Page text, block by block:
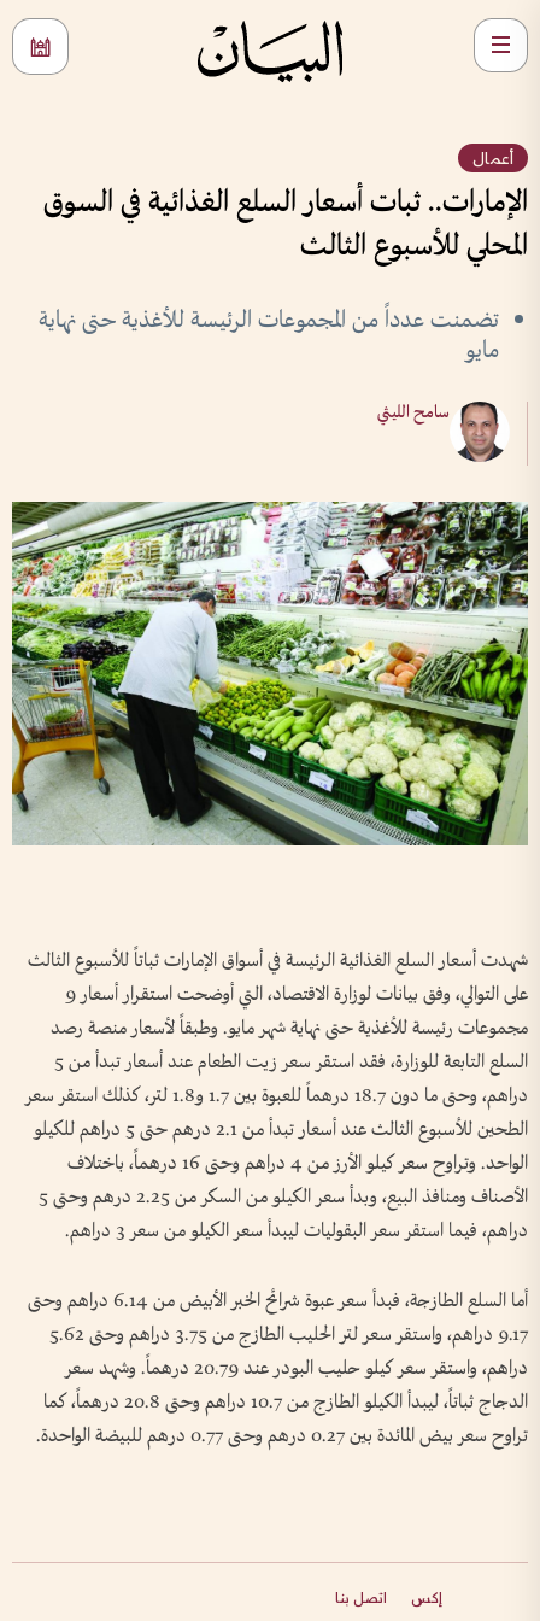
أعمال
الإمارات.. ثبات أسعار السلع الغذائية في السوق
المحلي للأسبوع الثالث
تضمنت عدداً من المجموعات الرئيسة للأغذية حتى نهاية
مايو
سامح الليثي
شهدت أسعار السلع الغذائية الرئيسة في أسواق الإمارات ثباتاً للأسبوع الثالث
على التوالي، وفق بيانات لوزارة الاقتصاد، التي أوضحت استقرار أسعار 9
مجموعات رئيسة للأغذية حتى نهاية شهر مايو. وطبقاً لأسعار منصة رصد
السلع التابعة للوزارة، فقد استقر سعر زيت الطعام عند أسعار تبدأ من 5
دراهم، وحتى ما دون 18.7 درهماً للعبوة بين 1.7 و1.8 لتر، كذلك استقر سعر
الطحين للأسبوع الثالث عند أسعار تبدأ من 2.1 درهم حتى 5 دراهم للكيلو
الواحد. وتراوح سعر كيلو الأرز من 4 دراهم وحتى 16 درهماً، باختلاف
الأصناف ومنافذ البيع، وبدأ سعر الكيلو من السكر من 2.25 درهم وحتى 5
دراهم، فيما استقر سعر البقوليات ليبدأ سعر الكيلو من سعر 3 دراهم.
أما السلع الطازجة، فبدأ سعر عبوة شرائح الخبر الأبيض من 6.14 دراهم وحتى
9.17 دراهم، واستقر سعر لتر الحليب الطازج من 3.75 دراهم وحتى 5.62
دراهم، واستقر سعر كيلو حليب البودر عند 20.79 درهماً. وشهد سعر
الدجاج ثباتاً، ليبدأ الكيلو الطازج من 10.7 دراهم وحتى 20.8 درهماً، كما
تراوح سعر بيض المائدة بين 0.27 درهم وحتى 0.77 درهم للبيضة الواحدة.
إكس اتصل بنا